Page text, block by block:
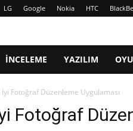
LG Google Nokia HTC
İNCELEME YAZILIM
Fotoğraf Düzenleme Uygulaması
Fotoğraf